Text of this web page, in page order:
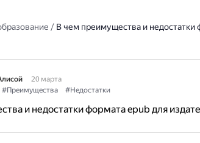
/ В чем преимущества и недостатки
20 марта
#Преимущества #Недостатки
и недостатки формата epub для